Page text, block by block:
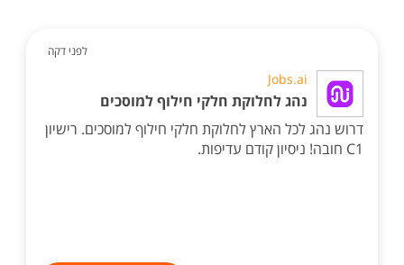
לפני דקה
Jobs.ai
נהג לחלוקת חלקי חילוף למוסכים
דרוש נהג לכל הארץ לחלוקת חלקי חילוף למוסכים. רישיון
C1 חובה! ניסיון קודם עדיפות.